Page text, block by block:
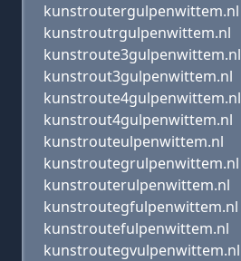
kunstroutergulpenwittem.nl
kunstroutrgulpenwittem.nl
kunstroute3gulpenwittem.nl
kunstrout3gulpenwittem.nl
kunstroute4gulpenwittem.nl
kunstrout4gulpenwittem.nl
kunstrouteulpenwittem.nl
kunstroutegrulpenwittem.nl
kunstrouterulpenwittem.nl
kunstroutegfulpenwittem.nl
kunstroutefulpenwittem.nl
kunstroutegvulpenwittem.nl